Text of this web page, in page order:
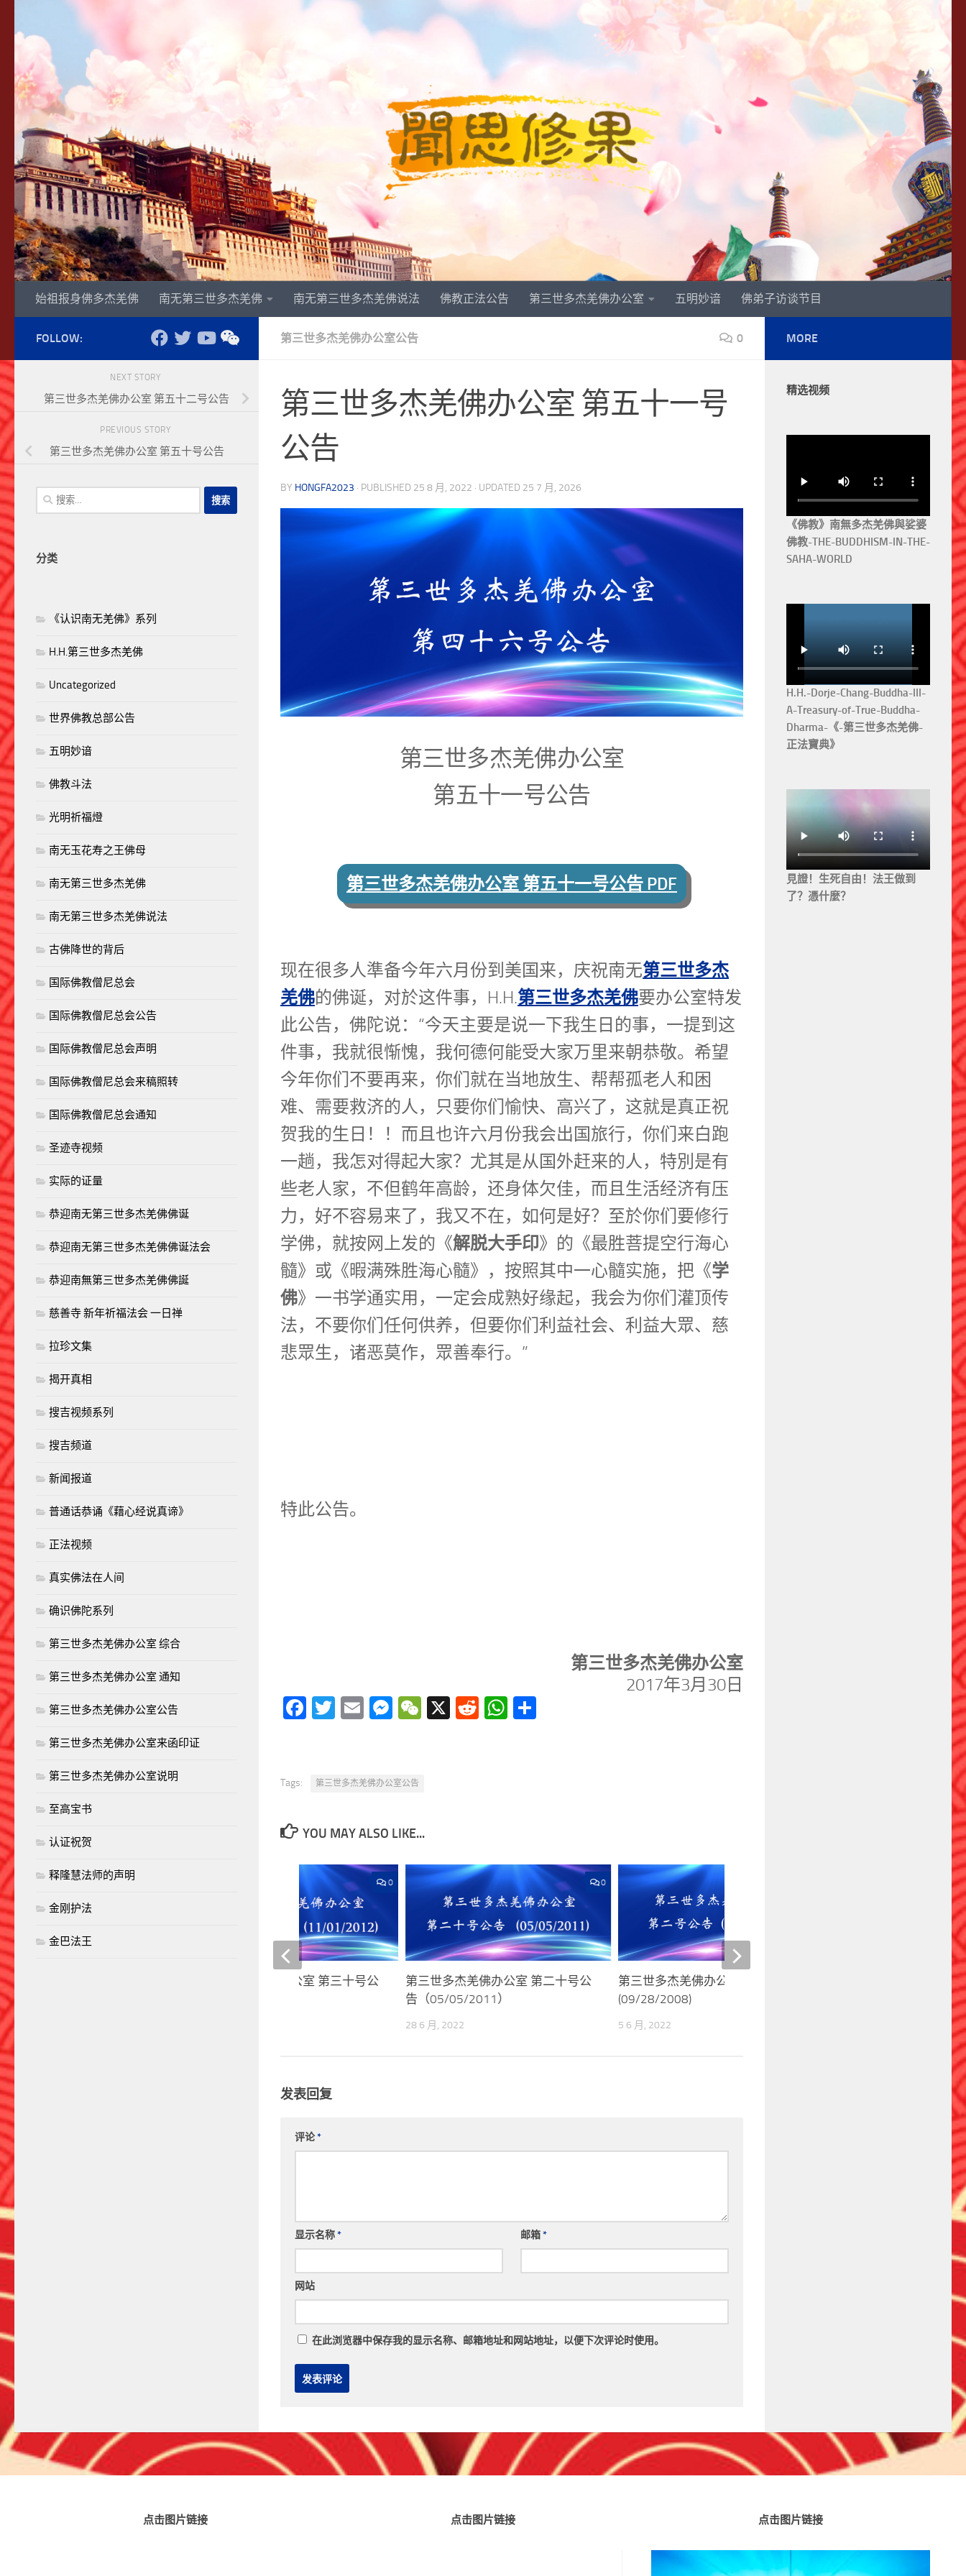
始祖报身佛多杰羌佛 南无第三世多杰羌佛 南无第三世多杰羌佛说法 佛教正法公告 第三世多杰羌佛办公室 五明妙谙 佛弟子访谈节目
第三世多杰羌佛办公室公告 0
第三世多杰羌佛办公室 第五十一号
公告
BY HONGFA2023 · PUBLISHED 25 8 月, 2022 · UPDATED 25 7 月, 2026
第三世多杰羌佛办公室
第五十一号公告
第三世多杰羌佛办公室 第五十一号公告 PDF
现在很多人準备今年六月份到美国来，庆祝南无第三世多杰
羌佛的佛诞，对於这件事，H.H.第三世多杰羌佛要办公室特发
此公告，佛陀说：“今天主要是说一下我生日的事，一提到这
件事，我就很惭愧，我何德何能受大家万里来朝恭敬。希望
今年你们不要再来，你们就在当地放生、帮帮孤老人和困
难、需要救济的人，只要你们愉快、高兴了，这就是真正祝
贺我的生日！！而且也许六月份我会出国旅行，你们来白跑
一趟，我怎对得起大家？尤其是从国外赶来的人，特別是有
些老人家，不但鹤年高龄，还身体欠佳，而且生活经济有压
力，好不容易来了，我又不在，如何是好？至於你们要修行
学佛，就按网上发的《解脱大手印》的《最胜菩提空行海心
髓》或《暇满殊胜海心髓》，按照其中一心髓实施，把《学
佛》一书学通实用，一定会成熟好缘起，我会为你们灌顶传
法，不要你们任何供养，但要你们利益社会、利益大眾、慈
悲眾生，诸恶莫作，眾善奉行。”
特此公告。
第三世多杰羌佛办公室
2017年3月30日
Facebook
Twitter
EmailMessenger
WeChat
X RedditWhatsApp
Tags: 第三世多杰羌佛办公室公告
YOU MAY ALSO LIKE...
0
第三世多杰羌佛办公室 第二十号公
告（05/05/2011）
28 6 月, 2022
第三世多杰羌佛办公室 第二号公告
(09/28/2008)
5 6 月, 2022
第三世多杰羌佛办公室
0
第三世多杰羌佛办公室 第三十号公
发表回复
评论*
显示名称* 邮箱*
网站
在此浏览器中保存我的显示名称、邮箱地址和网站地址，以便下次评论时使用。
FOLLOW:
NEXT STORY
第三世多杰羌佛办公室 第五十二号公告
PREVIOUS STORY
第三世多杰羌佛办公室 第五十号公告
搜
索：
分类
《认识南无羌佛》系列
H.H.第三世多杰羌佛
Uncategorized
世界佛教总部公告
五明妙谙
佛教斗法
光明祈福燈
南无玉花寿之王佛母
南无第三世多杰羌佛
南无第三世多杰羌佛说法
古佛降世的背后
国际佛教僧尼总会
国际佛教僧尼总会公告
国际佛教僧尼总会声明
国际佛教僧尼总会来稿照转
国际佛教僧尼总会通知
圣迹寺视频
实际的证量
恭迎南无第三世多杰羌佛佛诞
恭迎南无第三世多杰羌佛佛诞法会
恭迎南無第三世多杰羌佛佛誕
慈善寺 新年祈福法会 一日禅
拉珍文集
揭开真相
搜吉视频系列
搜吉频道
新闻报道
普通话恭诵《藉心经说真谛》
正法视频
真实佛法在人间
确识佛陀系列
第三世多杰羌佛办公室 综合
第三世多杰羌佛办公室 通知
第三世多杰羌佛办公室公告
第三世多杰羌佛办公室来函印证
第三世多杰羌佛办公室说明
至高宝书
认证祝贺
释隆慧法师的声明
金刚护法
金巴法王
MORE
精选视频
《佛教》南無多杰羌佛與娑婆
佛教-THE-BUDDHISM-IN-THE-
SAHA-WORLD
H.H.-Dorje-Chang-Buddha-III-
A-Treasury-of-True-Buddha-
Dharma-《-第三世多杰羌佛-
正法寶典》
見證！生死自由！法王做到
了？憑什麼？
点击图片链接 点击图片链接 点击图片链接